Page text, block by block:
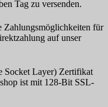
Tag zu versenden.
Zahlungsmöglichkeiten für
auf unser
Socket Layer) Zertifikat
ist mit 128-Bit SSL-